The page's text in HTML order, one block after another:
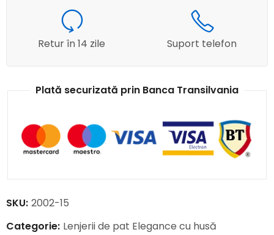
Retur în 14 zile Suport telefon
Plată securizată prin Banca Transilvania
SKU: 2002-15
Categorie: Lenjerii de pat Elegance cu husă